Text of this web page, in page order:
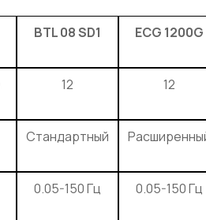
BTL 08 SD1 ECG 1200G
12 12
Стандартный
0.05-150 Гц 0.05-150 Гц